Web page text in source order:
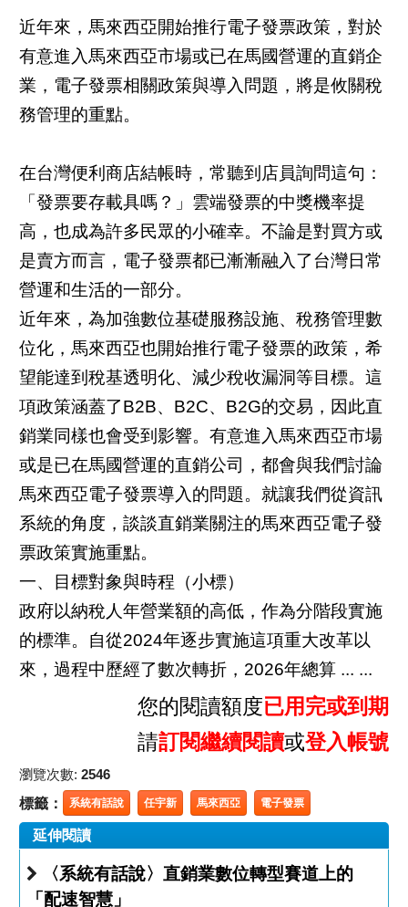
近年來，馬來西亞開始推行電子發票政策，對於
有意進入馬來西亞市場或已在馬國營運的直銷企
業，電子發票相關政策與導入問題，將是攸關稅
務管理的重點。
在台灣便利商店結帳時，常聽到店員詢問這句：
「發票要存載具嗎？」雲端發票的中獎機率提
高，也成為許多民眾的小確幸。不論是對買方或
是賣方而言，電子發票都已漸漸融入了台灣日常
營運和生活的一部分。
近年來，為加強數位基礎服務設施、稅務管理數
位化，馬來西亞也開始推行電子發票的政策，希
望能達到稅基透明化、減少稅收漏洞等目標。這
項政策涵蓋了B2B、B2C、B2G的交易，因此直
銷業同樣也會受到影響。有意進入馬來西亞市場
或是已在馬國營運的直銷公司，都會與我們討論
馬來西亞電子發票導入的問題。就讓我們從資訊
系統的角度，談談直銷業關注的馬來西亞電子發
票政策實施重點。
一、目標對象與時程（小標）
政府以納稅人年營業額的高低，作為分階段實施
的標準。自從2024年逐步實施這項重大改革以
來，過程中歷經了數次轉折，2026年總算 ... ...
您的閱讀額度已用完或到期
請訂閱繼續閱讀或登入帳號
瀏覽次數: 2546
標籤： 系統有話說 任宇新 馬來西亞 電子發票
延伸閱讀
〈系統有話說〉直銷業數位轉型賽道上的
「配速智慧」